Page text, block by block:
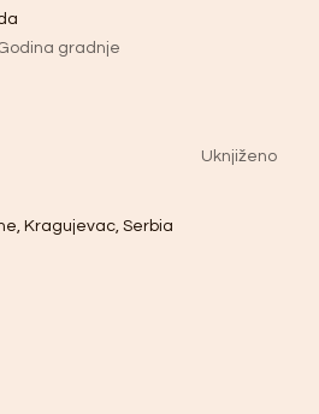
gradnje
Uknjiženo
Kragujevac, Serbia